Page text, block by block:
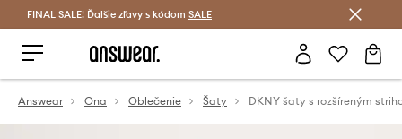
Šetrite s Answear Club >
FINAL SALE! Ďalšie zľavy s kódom SALE
Answear Ona Oblečenie Šaty DKNY šaty s rozšíreným